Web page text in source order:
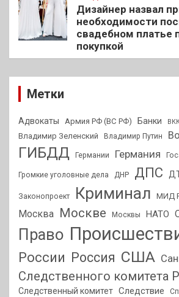
Дизайнер назвал
необходимости
свадебном платье
покупкой
Метки
Адвокаты Армия РФ (ВС РФ) Банки
Владимир Зеленский Владимир Путин
ГИБДД Германии Германия
Громкие уголовные дела ДНР ДПС
Законопроект Криминал МИД
Москва Москве Москвы НАТО
Право
России Россия США
Следственного комитета
Следственный комитет Следствие